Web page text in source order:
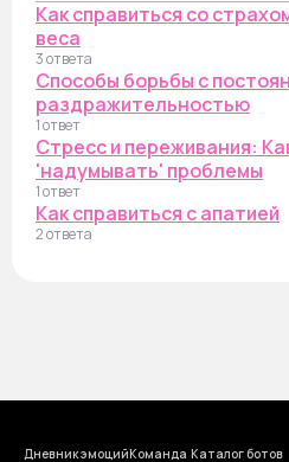
Как справиться со
веса
3 ответа
Способы борьбы с
раздражительностью
1 ответ
Стресс и переживания:
'надумывать' проблемы
1 ответ
Как справиться с апатией
2 ответа
Дневник эмоцийКоманда Каталог ботов